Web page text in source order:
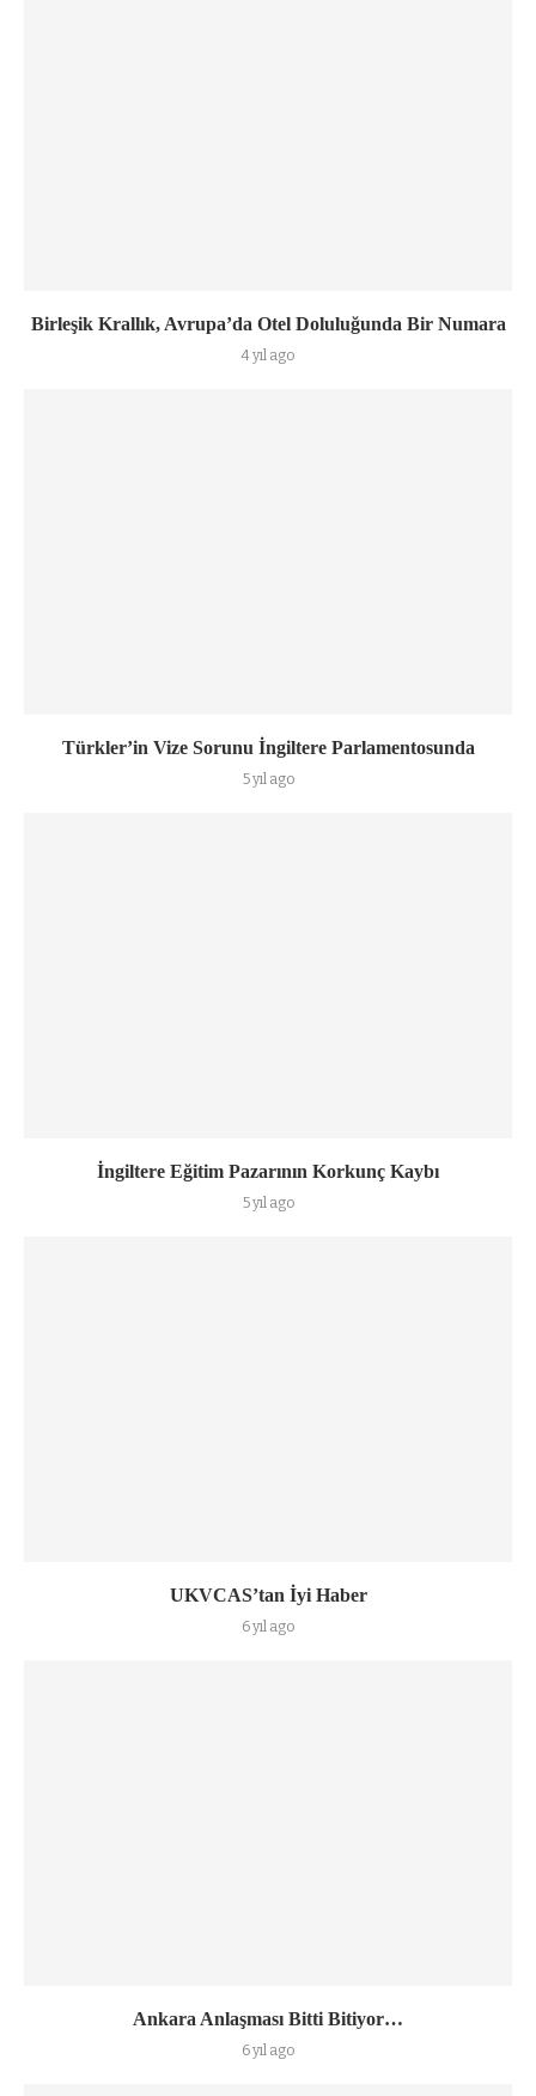
Birleşik Krallık, Avrupa’da Otel Doluluğunda Bir Numara
4 yıl ago
Türkler’in Vize Sorunu İngiltere Parlamentosunda
5 yıl ago
İngiltere Eğitim Pazarının Korkunç Kaybı
5 yıl ago
UKVCAS’tan İyi Haber
6 yıl ago
Ankara Anlaşması Bitti Bitiyor…
6 yıl ago